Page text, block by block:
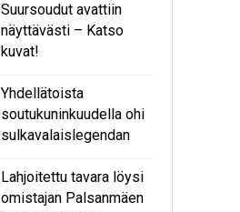
Suursoudut avattiin
näyttävästi – Katso
kuvat!
Yhdellätoista
soutukuninkuudella ohi
sulkavalaislegendan
Lahjoitettu tavara löysi
omistajan Palsanmäen